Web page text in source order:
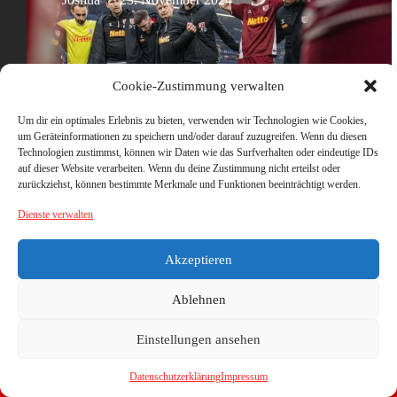
Cookie-Zustimmung verwalten
Um dir ein optimales Erlebnis zu bieten, verwenden wir Technologien wie Cookies,
um Geräteinformationen zu speichern und/oder darauf zuzugreifen. Wenn du diesen
Technologien zustimmst, können wir Daten wie das Surfverhalten oder eindeutige IDs
auf dieser Website verarbeiten. Wenn du deine Zustimmung nicht erteilst oder
zurückziehst, können bestimmte Merkmale und Funktionen beeinträchtigt werden.
Dienste verwalten
Akzeptieren
Ablehnen
Einstellungen ansehen
DatenschutzerklärungImpressum